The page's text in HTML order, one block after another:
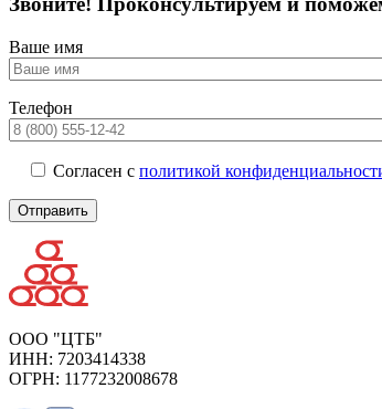
Ваше имя
Телефон
Согласен с политикой
ООО "ЦТБ"
ИНН: 7203414338
ОГРН: 1177232008678